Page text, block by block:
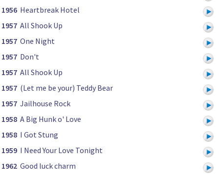
1956 Heartbreak Hotel
1957 All Shook Up
1957 One Night
1957 Don't
1957 All Shook Up
1957 (Let me be your) Teddy Bear
1957 Jailhouse Rock
1958 A Big Hunk o' Love
1958 I Got Stung
1959 I Need Your Love Tonight
1962 Good luck charm